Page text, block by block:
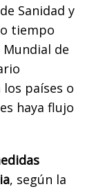
Sanidad y
tiempo
de
los países o
haya flujo
, según la